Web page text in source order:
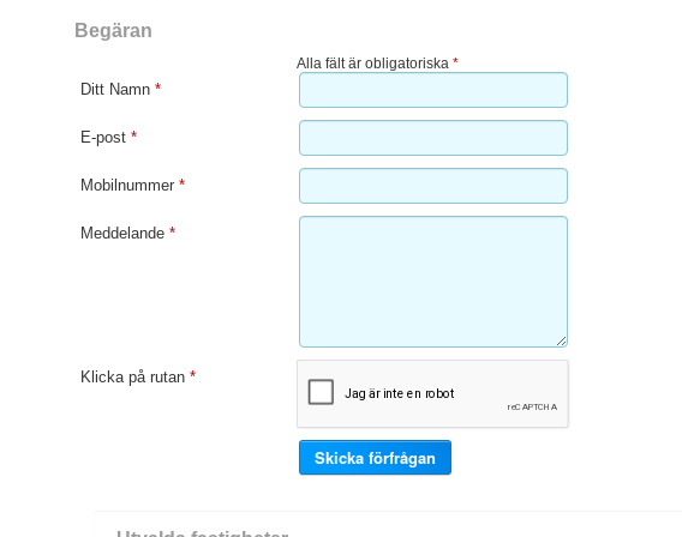
Begäran
Alla fält är obligatoriska *
Ditt Namn *
E-post *
Mobilnummer *
Meddelande *
Klicka på rutan *